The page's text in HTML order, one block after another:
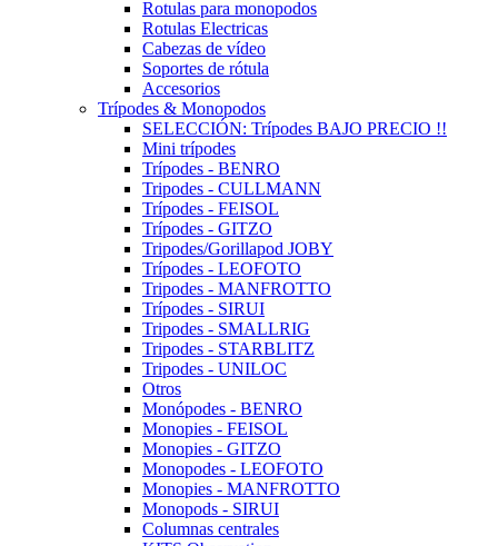
Rotulas para monopodos
Rotulas Electricas
Cabezas de vídeo
Soportes de rótula
Accesorios
Trípodes & Monopodos
SELECCIÓN: Trípodes BAJO PRECIO !!
Mini trípodes
Trípodes - BENRO
Tripodes - CULLMANN
Trípodes - FEISOL
Trípodes - GITZO
Tripodes/Gorillapod JOBY
Trípodes - LEOFOTO
Tripodes - MANFROTTO
Trípodes - SIRUI
Tripodes - SMALLRIG
Tripodes - STARBLITZ
Tripodes - UNILOC
Otros
Monópodes - BENRO
Monopies - FEISOL
Monopies - GITZO
Monopodes - LEOFOTO
Monopies - MANFROTTO
Monopods - SIRUI
Columnas centrales